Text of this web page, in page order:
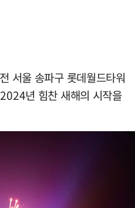
서울 송파구 롯데월드타워
년 힘찬 새해의 시작을